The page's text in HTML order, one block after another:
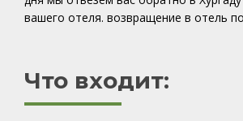
вашего отеля. возвращение в отель
Что входит: